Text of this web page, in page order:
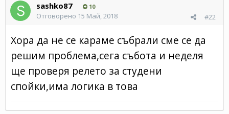
sashko87 10
#22
Отговорено 15 Май, 2018
Хора да не се караме събрали сме се да
решим проблема,сега събота и неделя
ще проверя релето за студени
спойки,има логика в това